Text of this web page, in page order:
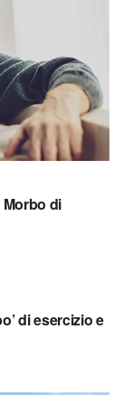
Morbo di
di esercizio e